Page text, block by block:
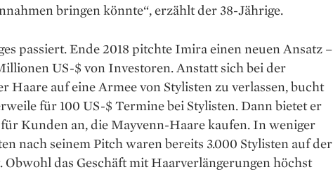
bringen könnte“, erzählt der 38-Jährige.
passiert. Ende 2018 pitchte Imira einen neuen Ansatz –
US-$ von Investoren. Anstatt sich bei der
Haare auf eine Armee von Stylisten zu verlassen, bucht
für 100 US-$ Termine bei Stylisten. Dann bietet er
Kunden an, die Mayvenn-Haare kaufen. In weniger
nach seinem Pitch waren bereits 3.000 Stylisten auf der
Obwohl das Geschäft mit Haarverlängerungen höchst